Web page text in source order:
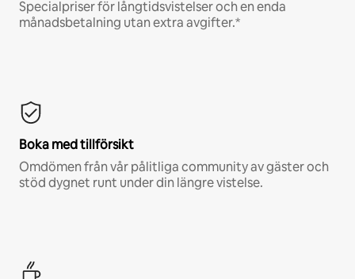
Specialpriser för långtidsvistelser och en enda
månadsbetalning utan extra avgifter.*
Boka med tillförsikt
Omdömen från vår pålitliga community av gäster och
stöd dygnet runt under din längre vistelse.